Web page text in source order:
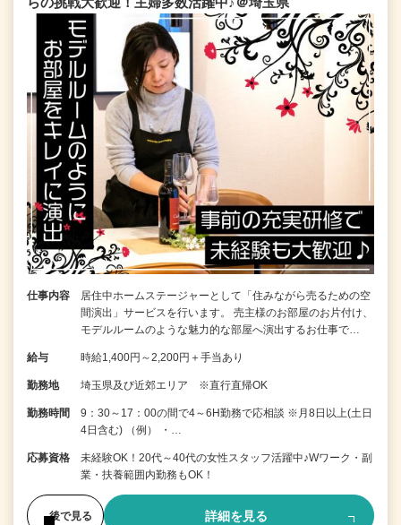
仕事内容
居住中ホームステージャーとして「住みながら売るための空
間演出」サービスを行います。 売主様のお部屋のお片付け、
モデルルームのような魅力的な部屋へ演出するお仕事で…
給与 時給1,400円～2,200円＋手当あり
勤務地 埼玉県及び近郊エリア ※直行直帰OK
勤務時間
9：30～17：00の間で4～6H勤務で応相談 ※月8日以上(土日
4日含む) （例） ・…
応募資格
未経験OK！20代～40代の女性スタッフ活躍中♪Wワーク・副
業・扶養範囲内勤務もOK！
後で見る 詳細を見る